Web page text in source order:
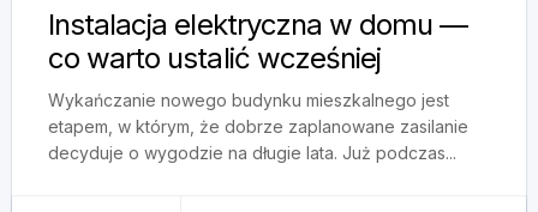
Instalacja elektryczna w domu —
co warto ustalić wcześniej
Wykańczanie nowego budynku mieszkalnego jest
etapem, w którym, że dobrze zaplanowane zasilanie
decyduje o wygodzie na długie lata. Już podczas...